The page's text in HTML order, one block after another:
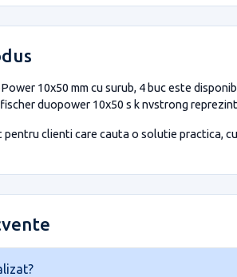
10x50 mm cu surub, 4 buc este
duopower 10x50 s k nvstrong
clienti care cauta o solutie practica,